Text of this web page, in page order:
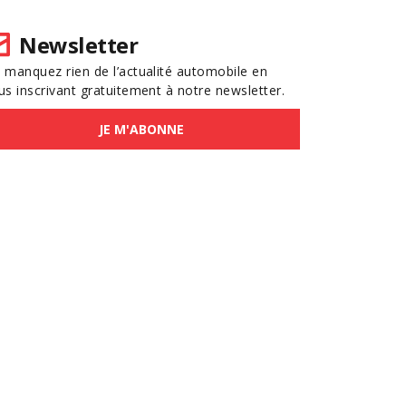
Newsletter
manquez rien de l’actualité automobile en
inscrivant gratuitement à notre newsletter.
JE M'ABONNE